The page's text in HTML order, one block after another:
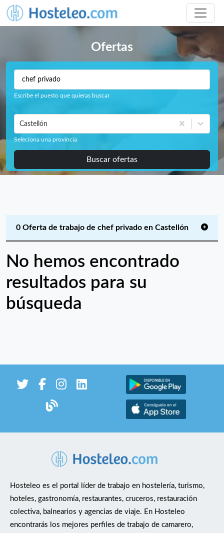
Ofertas
Escribe el puesto que quieras buscar
Castellón
Seleciona una provincia
Buscar ofertas
0 Oferta de trabajo de chef privado en Castellón
No hemos encontrado
resultados para su
búsqueda
Hosteleo es el portal líder de trabajo en hostelería, turismo,
hoteles, gastronomía, restaurantes, cruceros, restauración
colectiva, balnearios y agencias de viaje. En Hosteleo
encontrarás los mejores perfiles de trabajo de camarero,